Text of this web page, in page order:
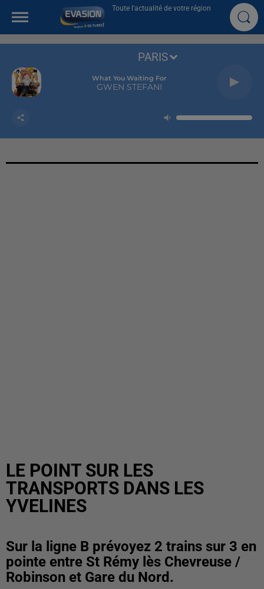
Toute l'actualité de votre région
What You Waiting For
GWEN STEFANI
PARIS
LE POINT SUR LES
TRANSPORTS DANS LES
YVELINES
Sur la ligne B prévoyez 2 trains sur 3 en
pointe entre St Rémy lès Chevreuse /
Robinson et Gare du Nord.